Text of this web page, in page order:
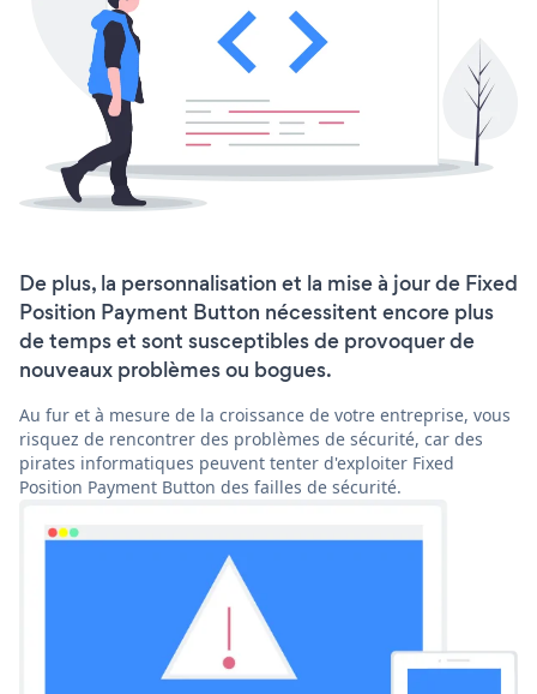
De plus, la personnalisation et la mise à jour de Fixed
Position Payment Button nécessitent encore plus
de temps et sont susceptibles de provoquer de
nouveaux problèmes ou bogues.
Au fur et à mesure de la croissance de votre entreprise, vous
risquez de rencontrer des problèmes de sécurité, car des
pirates informatiques peuvent tenter d'exploiter Fixed
Position Payment Button des failles de sécurité.